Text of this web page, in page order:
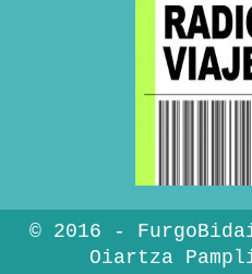
© 2016 -
Oiartza